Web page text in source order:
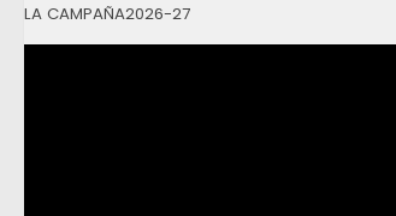
LA CAMPAÑA2026-27